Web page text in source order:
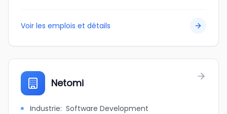
Voir les emplois et détails
Netomi
Industrie: Software Development